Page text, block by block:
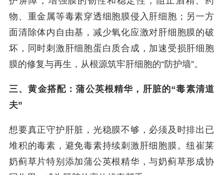
物、重金属等毒素穿透细胞膜侵入肝细胞；另一方
面清除体内自由基，减少氧化应激对肝细胞膜的破
坏，同时刺激肝细胞蛋白质合成，加速受损肝细胞
膜的修复与再生，从根源筑牢肝细胞的“防护墙”。
三、黄金搭配：蒲公英根精华，肝脏的“毒素清道
夫”
想要真正守护肝脏，光稳膜不够，必须及时排出已
堆积的毒素，避免毒素持续刺激肝细胞膜。纽崔莱
奶蓟草片特别添加蒲公英根精华，与奶蓟草形成协